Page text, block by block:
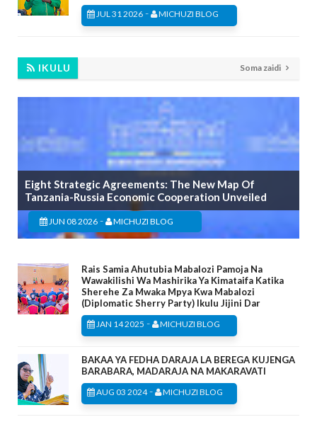
JUL 31 2026 - MICHUZI BLOG
IKULU Soma zaidi
Eight Strategic Agreements: The New Map Of
Tanzania-Russia Economic Cooperation Unveiled
JUN 08 2026 - MICHUZI BLOG
Rais Samia Ahutubia Mabalozi Pamoja Na
Wawakilishi Wa Mashirika Ya Kimataifa Katika
Sherehe Za Mwaka Mpya Kwa Mabalozi
(Diplomatic Sherry Party) Ikulu Jijini Dar
JAN 14 2025 - MICHUZI BLOG
BAKAA YA FEDHA DARAJA LA BEREGA KUJENGA
BARABARA, MADARAJA NA MAKARAVATI
AUG 03 2024- MICHUZI BLOG